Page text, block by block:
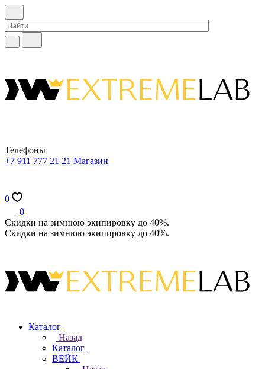
Телефоны
+7 911 777 21 21 Магазин
0
0
Скидки на зимнюю экипировку до 40%.
Скидки на зимнюю экипировку до 40%.
Каталог
Назад
Каталог
ВЕЙК